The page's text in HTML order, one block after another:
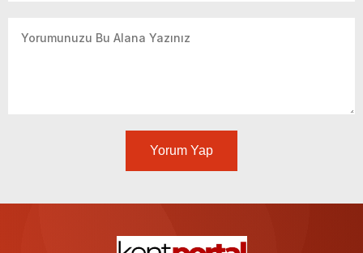
Yorum Yap